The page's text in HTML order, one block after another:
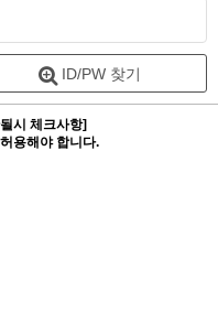
ID/PW 찾기
시 체크사항]
용해야 합니다.